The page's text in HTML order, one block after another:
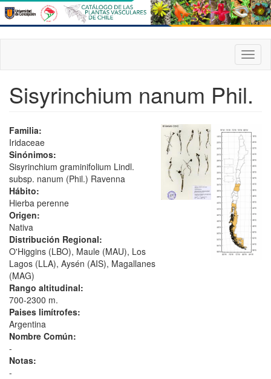
Pasar
al
contenido
principal
Sisyrinchium nanum Phil.
Familia:
Iridaceae
Sinónimos:
Sisyrinchium graminifolium Lindl.
subsp. nanum (Phil.) Ravenna
Hábito:
Hierba perenne
Origen:
Nativa
Distribución Regional:
O'Higgins (LBO), Maule (MAU), Los
Lagos (LLA), Aysén (AIS), Magallanes
(MAG)
Rango altitudinal:
700-2300 m.
Paises limítrofes:
Argentina
Nombre Común:
-
Notas:
-